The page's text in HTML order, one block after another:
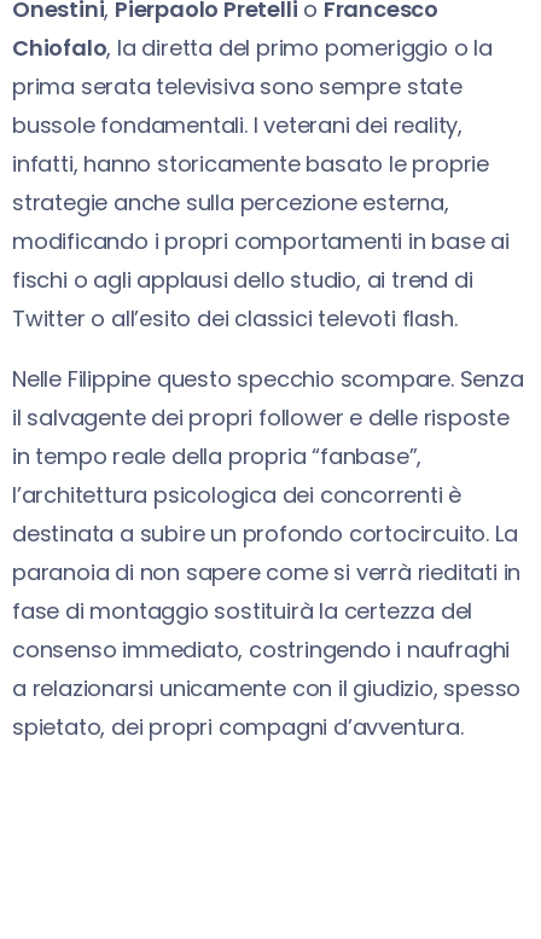
Onestini, Pierpaolo Pretelli o Francesco
Chiofalo, la diretta del primo pomeriggio o la
prima serata televisiva sono sempre state
bussole fondamentali. I veterani dei reality,
infatti, hanno storicamente basato le proprie
strategie anche sulla percezione esterna,
modificando i propri comportamenti in base ai
fischi o agli applausi dello studio, ai trend di
Twitter o all’esito dei classici televoti flash.
Nelle Filippine questo specchio scompare. Senza
il salvagente dei propri follower e delle risposte
in tempo reale della propria “fanbase”,
l’architettura psicologica dei concorrenti è
destinata a subire un profondo cortocircuito. La
paranoia di non sapere come si verrà rieditati in
fase di montaggio sostituirà la certezza del
consenso immediato, costringendo i naufraghi
a relazionarsi unicamente con il giudizio, spesso
spietato, dei propri compagni d’avventura.